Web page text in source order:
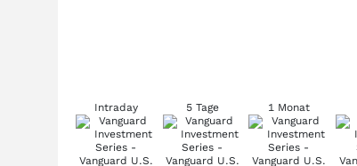
Intraday 5 Tage 1 Monat